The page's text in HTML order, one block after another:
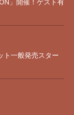
」開催！ゲスト有
ト一般発売スター